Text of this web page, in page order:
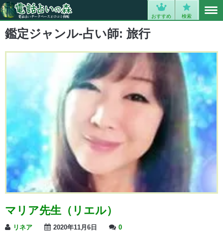
おすすめ 検索
鑑定ジャンル-占い師: 旅行
マリア先生（リエル）
リネア 2020年11月6日 0